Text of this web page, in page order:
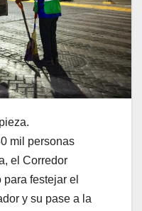
mil personas
el Corredor
festejar el
y su pase a la